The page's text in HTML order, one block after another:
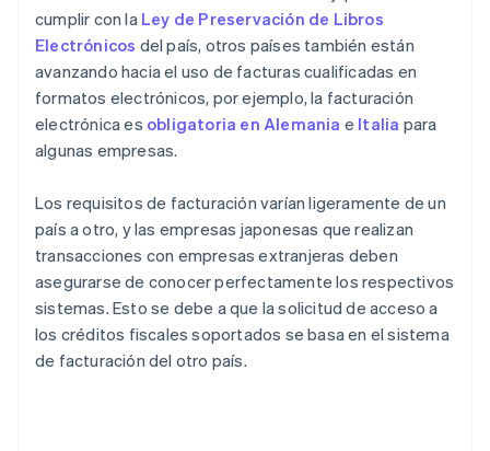
cumplir con la Ley de Preservación de Libros
Electrónicos del país, otros países también están
avanzando hacia el uso de facturas cualificadas en
formatos electrónicos, por ejemplo, la facturación
electrónica es obligatoria en Alemania e Italia para
algunas empresas.
Los requisitos de facturación varían ligeramente de un
país a otro, y las empresas japonesas que realizan
transacciones con empresas extranjeras deben
asegurarse de conocer perfectamente los respectivos
sistemas. Esto se debe a que la solicitud de acceso a
los créditos fiscales soportados se basa en el sistema
de facturación del otro país.